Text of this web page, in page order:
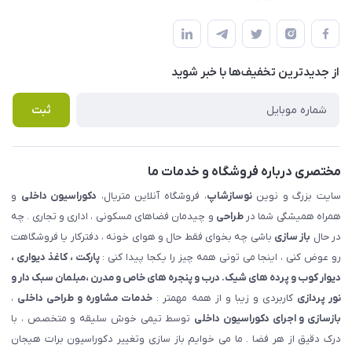
املاک مدنی - نوساز شاپ
لیست محصولات
درباره ما
قوانین و مقررات
حریم خصوصی
راهنما
پرسش های متداول
از جدید‌ترین تخفیف‌ها با‌ خبر شوید
ثبت
مختصری درباره فروشگاه و خدمات ما
سایت بزرگ و نویننوسازشاپ، فروشگاه آنلاین متریال، دکوراسیون داخلی و
همراه همیشگی شما درطراحی و چیدمان فضاهای مسکونی ، اداری و تجاری . چه
در حال باز سازی باشی چه بخوای فقط حال و هوای خونه ، دفترکار یا فروشگاهت
رو عوض کنی ، اینجا می تونی همه چیز را یکجا پیدا کنی :پارکت ، کاغذ دیواری ،
دیوار کوب و پرده های شیک. درب و پنجره های خاص و مدرن ،مبلمان سبک دار و
نور پردازی کاربردی و زیبا و از همه مهمتر : خدمات مشاوره و طراحی داخلی ،
بازسازی و اجرای دکوراسیون داخلی توسط تیمی خوش سلیقه و متخصص ، با
درک دقیق از هر فضا . ما می خوایم باز سازی وتغییر دکوراسیون برات هیجان